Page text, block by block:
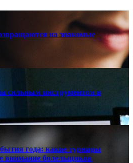
на знакомые
сильным инструментом в
года: какие турниры
внимание болельщиков